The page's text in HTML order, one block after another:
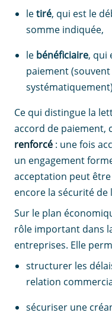
letiré, qui est le
somme indiquée,
le bénéficiaire, qui
paiement
Ce qui distingue la
accord de paiement,
renforcé : une fois
un engagement
acceptation peut
encore la sécurité de
Sur le plan
rôle important dans
entreprises. Elle
structurer les
relation
sécuriser une